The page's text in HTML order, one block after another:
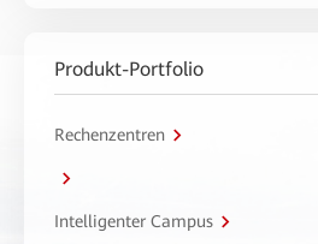
Produkt-Portfolio
Rechenzentren
Intelligenter Campus